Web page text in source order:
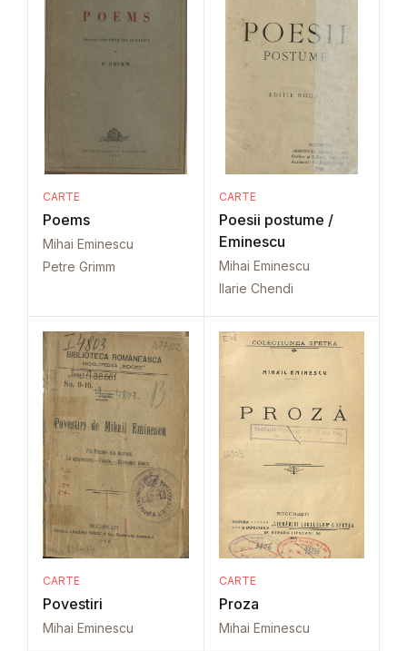
CARTE
Poems
Mihai Eminescu
Petre Grimm
CARTE
Poesii postume /
Eminescu
Mihai Eminescu
Ilarie Chendi
CARTE
Povestiri
Mihai Eminescu
CARTE
Proza
Mihai Eminescu